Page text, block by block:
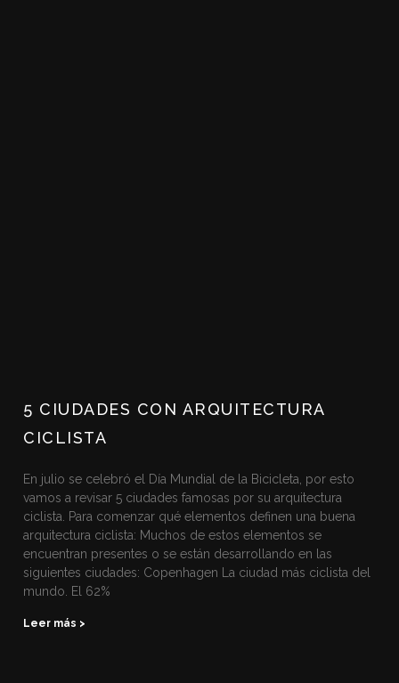
5 CIUDADES CON ARQUITECTURA
CICLISTA
En julio se celebró el Día Mundial de la Bicicleta, por esto
vamos a revisar 5 ciudades famosas por su arquitectura
ciclista. Para comenzar qué elementos definen una buena
arquitectura ciclista: Muchos de estos elementos se
encuentran presentes o se están desarrollando en las
siguientes ciudades: Copenhagen La ciudad más ciclista del
mundo. El 62%
Leer más >